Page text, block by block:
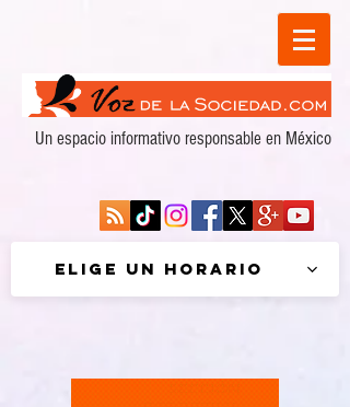
Un espacio informativo responsable en México
Elige un horario